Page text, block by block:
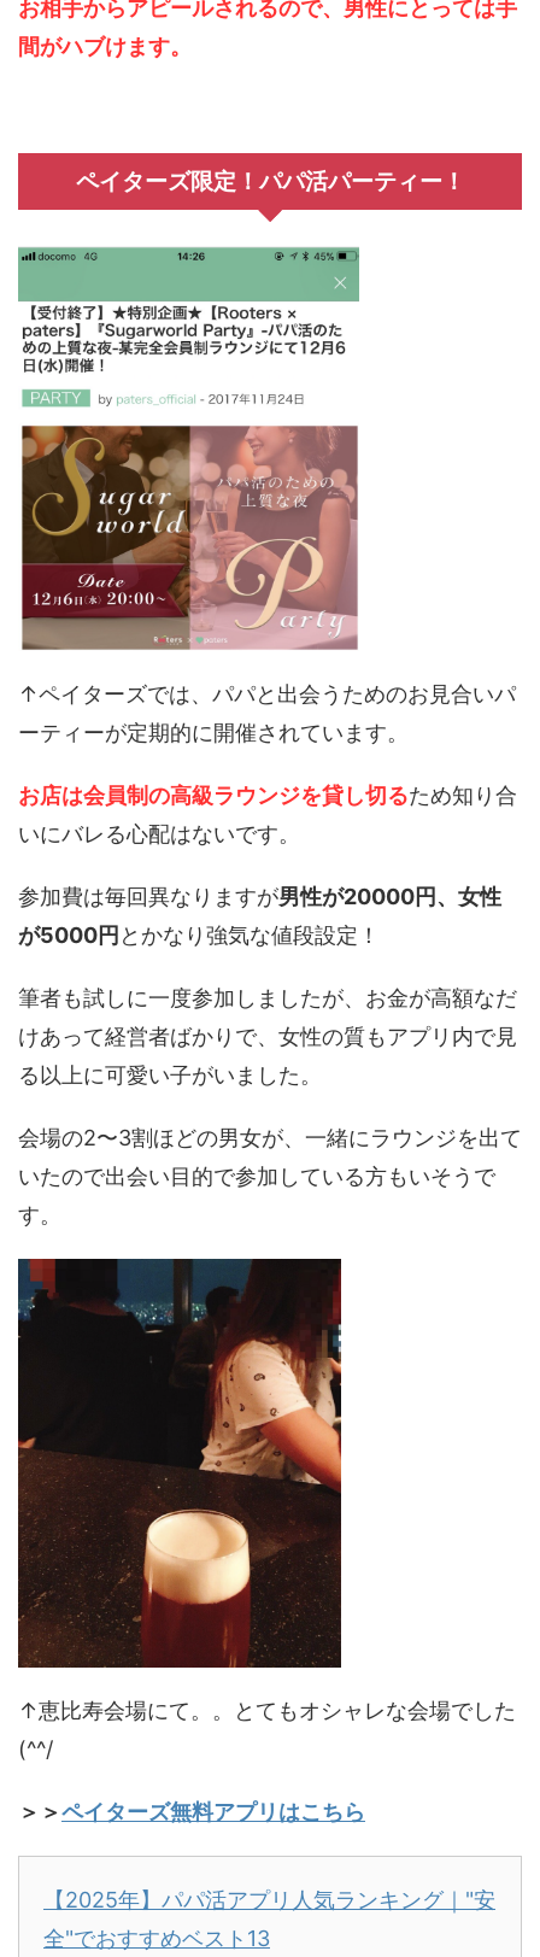
お相手からアピールされるので、男性にとっては手
間がハブけます。
ペイターズ限定！パパ活パーティー！
↑ペイターズでは、パパと出会うためのお見合いパ
ーティーが定期的に開催されています。
お店は会員制の高級ラウンジを貸し切るため知り合
いにバレる心配はないです。
参加費は毎回異なりますが男性が20000円、女性
が5000円 とかなり強気な値段設定！
筆者も試しに一度参加しましたが、お金が高額なだ
けあって経営者ばかりで、女性の質もアプリ内で見
る以上に可愛い子がいました。
会場の2〜3割ほどの男女が、一緒にラウンジを出て
いたので出会い目的で参加している方もいそうで
す。
↑恵比寿会場にて。。とてもオシャレな会場でした
(^^/
＞＞ペイターズ無料アプリはこちら
【2025年】パパ活アプリ人気ランキング｜"安
全"でおすすめベスト13